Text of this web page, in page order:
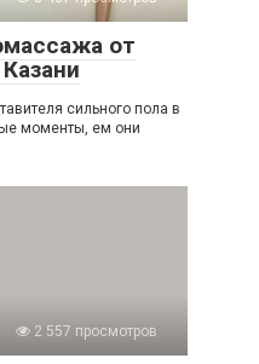
от
сильного пола в
моменты, ем они
2 557 просмотров